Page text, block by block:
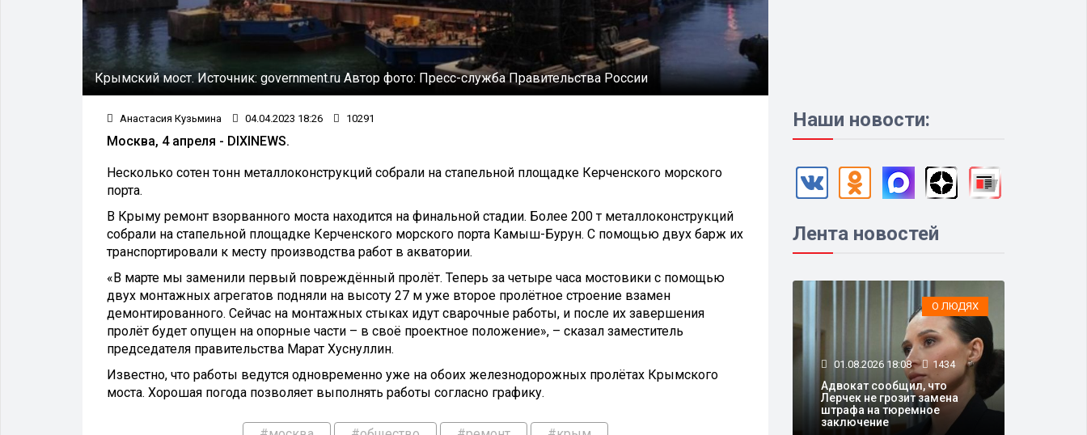
Крымский мост. Источник: government.ru Автор фото: Пресс-служба Правительства России
Анастасия Кузьмина 04.04.2023 18:26 10291
Москва, 4 апреля - DIXINEWS.
Несколько сотен тонн металлоконструкций собрали на стапельной площадке Керченского морского
порта.
В Крыму ремонт взорванного моста находится на финальной стадии. Более 200 т металлоконструкций
собрали на стапельной площадке Керченского морского порта Камыш-Бурун. С помощью двух барж их
транспортировали к месту производства работ в акватории.
«В марте мы заменили первый повреждённый пролёт. Теперь за четыре часа мостовики с помощью
двух монтажных агрегатов подняли на высоту 27 м уже второе пролётное строение взамен
демонтированного. Сейчас на монтажных стыках идут сварочные работы, и после их завершения
пролёт будет опущен на опорные части – в своё проектное положение», – сказал заместитель
председателя правительства Марат Хуснуллин.
Известно, что работы ведутся одновременно уже на обоих железнодорожных пролётах Крымского
моста. Хорошая погода позволяет выполнять работы согласно графику.
Наши новости:
Лента новостей
О ЛЮДЯХ
01.08.2026 18:08 1434
Адвокат сообщил, что
Лерчек не грозит замена
штрафа на тюремное
заключение